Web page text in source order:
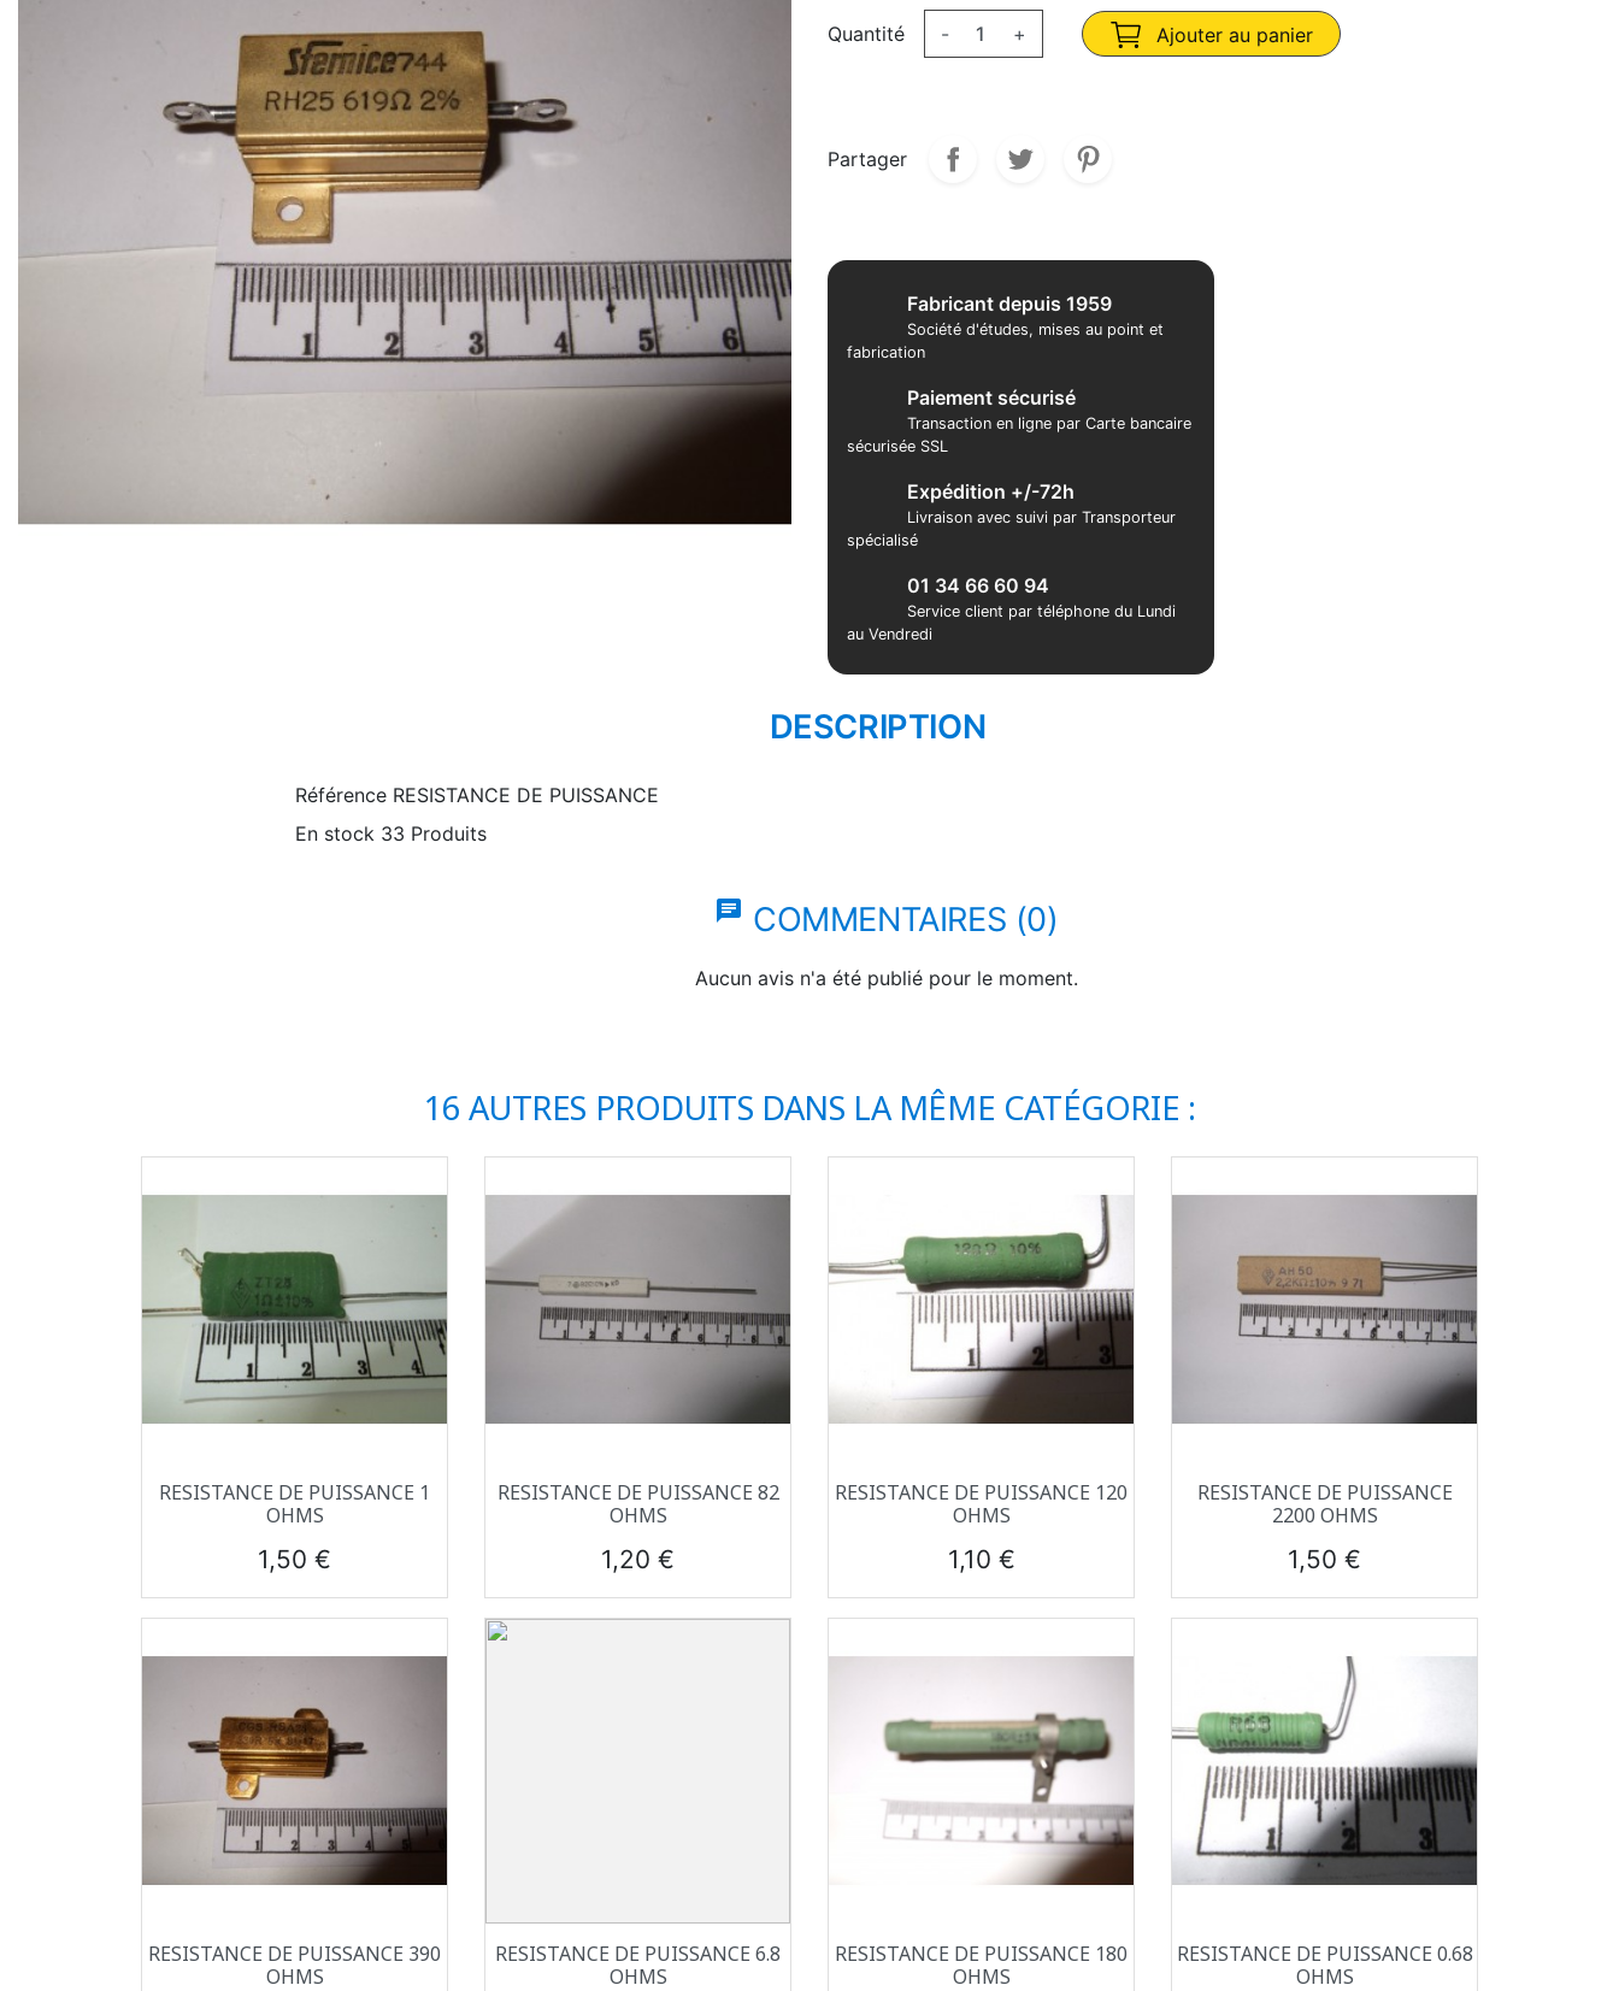
Quantité - + Ajouter au panier
Partager
Fabricant depuis 1959
Société d'études, mises au point et
fabrication
Paiement sécurisé
Transaction en ligne par Carte bancaire
sécurisée SSL
Expédition +/-72h
Livraison avec suivi par Transporteur
spécialisé
01 34 66 60 94
Service client par téléphone du Lundi
au Vendredi
DESCRIPTION
Référence RESISTANCE DE PUISSANCE
En stock 33 Produits
chat COMMENTAIRES (0)
Aucun avis n'a été publié pour le moment.
16 AUTRES PRODUITS DANS LA MÊME CATÉGORIE :
Aperçu rapide
RESISTANCE DE PUISSANCE 1
OHMS
Prix
1,50 €
Aperçu rapide
RESISTANCE DE PUISSANCE 82
OHMS
Prix
1,20 €
Aperçu rapide
RESISTANCE DE PUISSANCE 120
OHMS
Prix
1,10 €
 Aperçu rapide
RESISTANCE DE PUISSANCE
2200 OHMS
Prix
1,50 €
Aperçu rapide
RESISTANCE DE PUISSANCE 390
OHMS
Aperçu rapide
RESISTANCE DE PUISSANCE 6.8
OHMS
Aperçu rapide
RESISTANCE DE PUISSANCE 180
OHMS
Aperçu rapide
RESISTANCE DE PUISSANCE 0.68
OHMS